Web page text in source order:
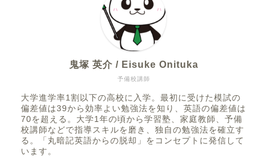
予備校講師
鬼塚 英介 / Eisuke Onituka
大学進学率1割以下の高校に入学。最初に受けた模試の
偏差値は39から効率よい勉強法を知り、英語の偏差値は
70を超える。大学1年の頃から学習塾、家庭教師、予備
校講師などで指導スキルを磨き、独自の勉強法を確立す
る。「丸暗記英語からの脱却」をコンセプトに発信して
います。